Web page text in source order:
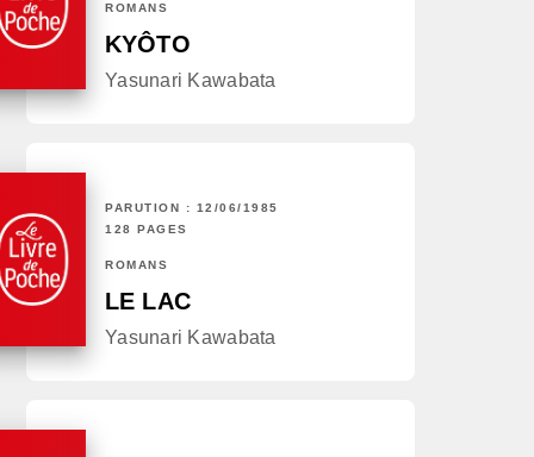
ROMANS
KYÔTO
Yasunari Kawabata
PARUTION : 12/06/1985
128 PAGES
ROMANS
LE LAC
Yasunari Kawabata